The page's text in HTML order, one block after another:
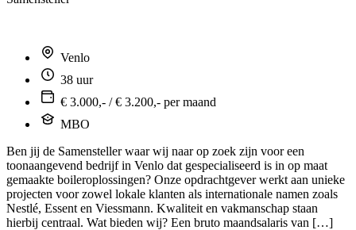
Venlo
38 uur
€ 3.000,- / € 3.200,- per maand
MBO
Ben jij de Samensteller waar wij naar op zoek zijn voor een
toonaangevend bedrijf in Venlo dat gespecialiseerd is in op maat
gemaakte boileroplossingen? Onze opdrachtgever werkt aan unieke
projecten voor zowel lokale klanten als internationale namen zoals
Nestlé, Essent en Viessmann. Kwaliteit en vakmanschap staan
hierbij centraal. Wat bieden wij? Een bruto maandsalaris van […]